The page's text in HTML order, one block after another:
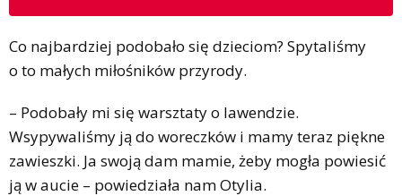
Co najbardziej podobało się dzieciom? Spytaliśmy
o to małych miłośników przyrody.
– Podobały mi się warsztaty o lawendzie.
Wsypywaliśmy ją do woreczków i mamy teraz piękne
zawieszki. Ja swoją dam mamie, żeby mogła powiesić
ją w aucie – powiedziała nam Otylia.